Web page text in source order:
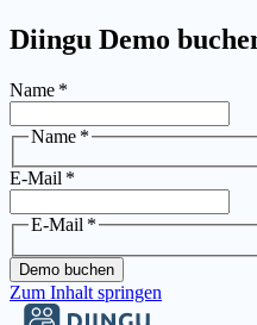
Diingu Demo
Name *
Name *
E-Mail *
E-Mail *
Demo buchen
Zum Inhalt springen